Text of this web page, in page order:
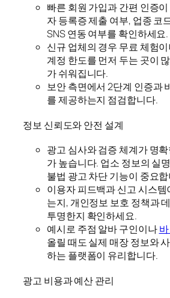
빠른 회원 가입과 간편 인증
자 등록증 제출 여부, 업종 코
SNS 연동 여부를 확인하세요.
신규 업체의 경우 무료 체험
계정 한도를 먼저 두는 곳이
가 쉬워집니다.
보안 측면에서 2단계 인증과
를 제공하는지 점검합니다.
정보 신뢰도와 안전 설계
광고 심사와 검증 체계가 명
가 높습니다. 업소 정보의 실
불법 광고 차단 기능이 중요
이용자 피드백과 신고 시스템
는지, 개인정보 보호 정책과
투명한지 확인하세요.
예시로 주점 알바 구인이나
올릴 때도 실제 매장 정보와
하는 플랫폼이 유리합니다.
광고 비용과 예산 관리